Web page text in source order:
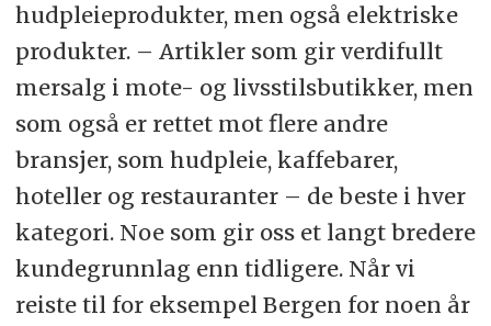
hudpleieprodukter, men også elektriske
produkter. – Artikler som gir verdifullt
mersalg i mote- og livsstilsbutikker, men
som også er rettet mot flere andre
bransjer, som hudpleie, kaffebarer,
hoteller og restauranter – de beste i hver
kategori. Noe som gir oss et langt bredere
kundegrunnlag enn tidligere. Når vi
reiste til for eksempel Bergen for noen år